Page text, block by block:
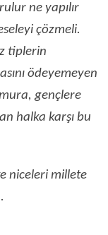
ne yapılır
çözmeli.
tiplerin
ödeyemeyen
gençlere
halka karşı bu
niceleri millete